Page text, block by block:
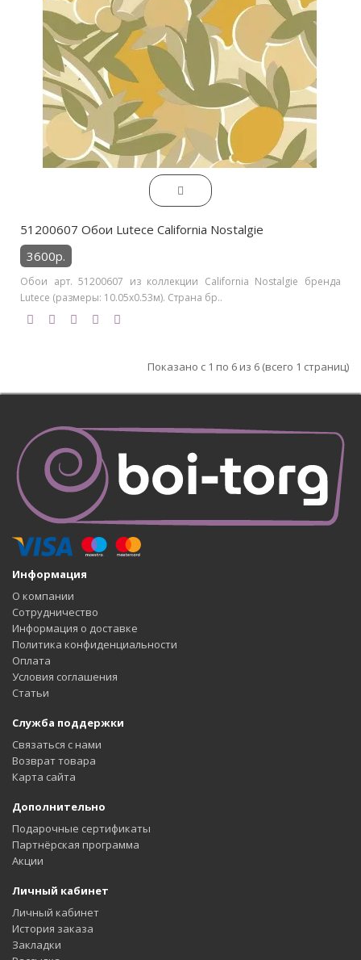
51200607 Обои Lutece California Nostalgie
3600р.
Обои арт. 51200607 из коллекции California Nostalgie бренда
Lutece (размеры: 10.05х0.53м). Страна бр..
Показано с 1 по 6 из 6 (всего 1 страниц)
Информация
О компании
Сотрудничество
Информация о доставке
Политика конфиденциальности
Оплата
Условия соглашения
Статьи
Служба поддержки
Связаться с нами
Возврат товара
Карта сайта
Дополнительно
Подарочные сертификаты
Партнёрская программа
Акции
Личный кабинет
Личный кабинет
История заказа
Закладки